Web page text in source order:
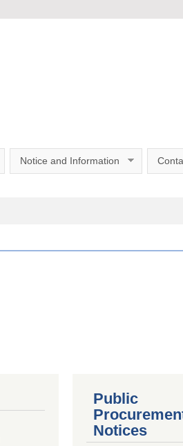
Notice and Information
Public
Notices